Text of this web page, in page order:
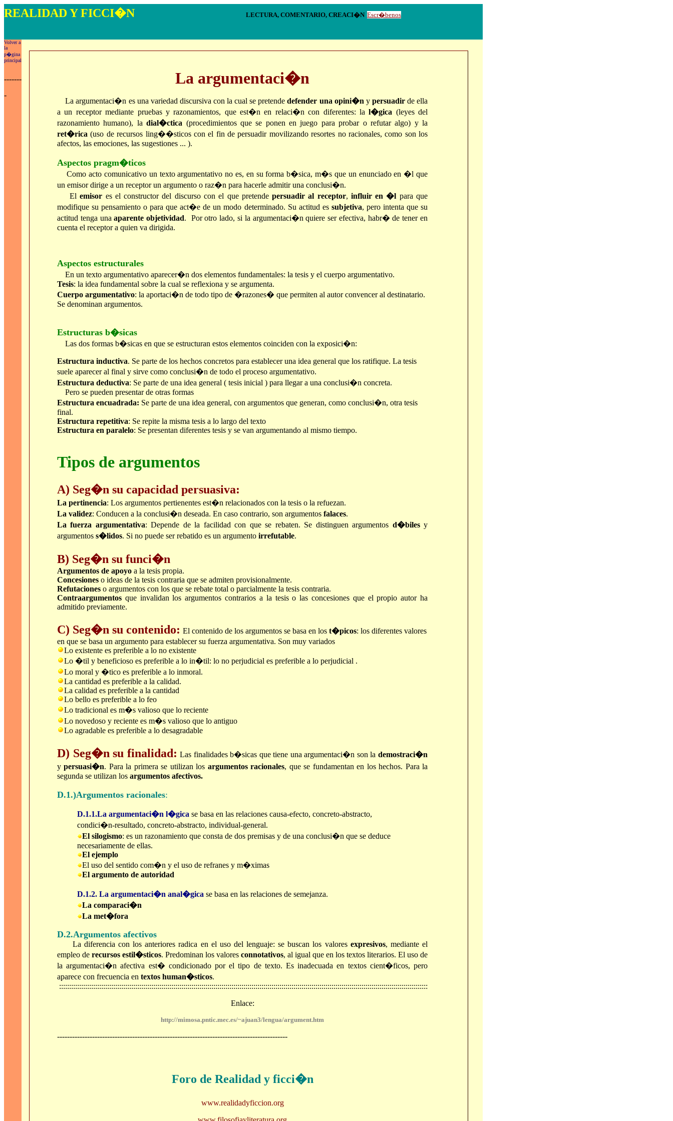
REALIDAD Y FICCI�N LECTURA, COMENTARIO, CREACI�N Escr�benos
Volver a
la
p�gina
principal
-------
-
La argumentaci�n
La argumentaci�n es una variedad discursiva con la cual se pretendedefender una opini�n y persuadirde ella
a un receptor mediante pruebas y razonamientos, que est�n en relaci�n con diferentes: lal�gica (leyes del
razonamiento humano), ladial�ctica (procedimientos que se ponen en juego para probar o refutar algo) y la
ret�rica (uso de recursos ling��sticos con el fin de persuadir movilizando resortes no racionales, como son los
afectos, las emociones, las sugestiones ... ).
Aspectos pragm�ticos
Como acto comunicativo un texto argumentativo no es, en su forma b�sica, m�s que un enunciado en �l que
un emisor dirige a un receptor un argumento o raz�n para hacerle admitir una conclusi�n.
Elemisor es el constructor del discurso con el que pretendepersuadir al receptor, influir en �l para que
modifique su pensamiento o para que act�e de un modo determinado. Su actitud es subjetiva, pero intenta que su
actitud tenga unaaparente objetividad. Por otro lado, si la argumentaci�n quiere ser efectiva, habr� de tener en
cuenta el receptor a quien va dirigida.
Aspectos estructurales
En un texto argumentativo aparecer�n dos elementos fundamentales: la tesis y el cuerpo argumentativo.
Tesis: la idea fundamental sobre la cual se reflexiona y se argumenta.
Cuerpo argumentativo: la aportaci�n de todo tipo de �razones� que permiten al autor convencer al destinatario.
Se denominan argumentos.
Estructuras b�sicas
Las dos formas b�sicas en que se estructuran estos elementos coinciden con la exposici�n:
Estructura inductiva. Se parte de los hechos concretos para establecer una idea general que los ratifique. La tesis
suele aparecer al final y sirve como conclusi�n de todo el proceso argumentativo.
Estructura deductiva: Se parte de una idea general ( tesis inicial ) para llegar a una conclusi�n concreta.
Pero se pueden presentar de otras formas
Estructura encuadrada: Se parte de una idea general, con argumentos que generan, como conclusi�n, otra tesis
final.
Estructura repetitiva: Se repite la misma tesis a lo largo del texto
Estructura en paralelo: Se presentan diferentes tesis y se van argumentando al mismo tiempo.
Tipos de argumentos
A) Seg�n su capacidad persuasiva:
La pertinencia: Los argumentos pertienentes est�n relacionados con la tesis o la refuezan.
La validez: Conducen a la conclusi�n deseada. En caso contrario, son argumentos falaces.
La fuerza argumentativa: Depende de la facilidad con que se rebaten. Se distinguen argumentos d�bilesy
argumentos s�lidos. Si no puede ser rebatido es un argumento irrefutable.
B) Seg�n su funci�n
Argumentos de apoyo a la tesis propia.
Concesiones o ideas de la tesis contraria que se admiten provisionalmente.
Refutaciones o argumentos con los que se rebate total o parcialmente la tesis contraria.
Contraargumentos que invalidan los argumentos contrarios a la tesis o las concesiones que el propio autor ha
admitido previamente.
C) Seg�n su contenido: El contenido de los argumentos se basa en los t�picos: los diferentes valores
en que se basa un argumento para establecer su fuerza argumentativa. Son muy variados
Lo existente es preferible a lo no existente
Lo �til y beneficioso es preferible a lo in�til: lo no perjudicial es preferible a lo perjudicial .
Lo moral y �tico es preferible a lo inmoral.
La cantidad es preferible a la calidad.
La calidad es preferible a la cantidad
Lo bello es preferible a lo feo
Lo tradicional es m�s valioso que lo reciente
Lo novedoso y reciente es m�s valioso que lo antiguo
Lo agradable es preferible a lo desagradable
D) Seg�n su finalidad: Las finalidades b�sicas que tiene una argumentaci�n son lademostraci�n
ypersuasi�n. Para la primera se utilizan los argumentos racionales, que se fundamentan en los hechos. Para la
segunda se utilizan los argumentos afectivos.
D.1.)Argumentos racionales:
D.1.1.La argumentaci�n l�gica se basa en las relaciones causa-efecto, concreto-abstracto,
condici�n-resultado, concreto-abstracto, individual-general.
El silogismo: es un razonamiento que consta de dos premisas y de una conclusi�n que se deduce
necesariamente de ellas.
El ejemplo
El uso del sentido com�n y el uso de refranes y m�ximas
El argumento de autoridad
D.1.2. La argumentaci�n anal�gica se basa en las relaciones de semejanza.
La comparaci�n
La met�fora
D.2.Argumentos afectivos
La diferencia con los anteriores radica en el uso del lenguaje: se buscan los valores expresivos, mediante el
empleo de recursos estil�sticos. Predominan los valores connotativos, al igual que en los textos literarios. El uso de
la argumentaci�n afectiva est� condicionado por el tipo de texto. Es inadecuada en textos cient�ficos, pero
aparece con frecuencia en textos human�sticos.
::::::::::::::::::::::::::::::::::::::::::::::::::::::::::::::::::::::::::::::::::::::::::::::::::::::::::::::::::::::::::::::::::::::::::::::::::::::::::::::::::::::::::::::::::::::::
Enlace:
http://mimosa.pntic.mec.es/~ajuan3/lengua/argument.htm
--------------------------------------------------------------------------------------------
Foro de Realidad y ficci�n
www.realidadyficcion.org